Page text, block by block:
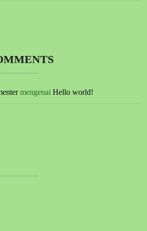
mengenai Hello world!